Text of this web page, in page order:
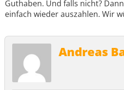
Guthaben. Und falls nicht?
einfach wieder auszahlen. Wir
Andreas